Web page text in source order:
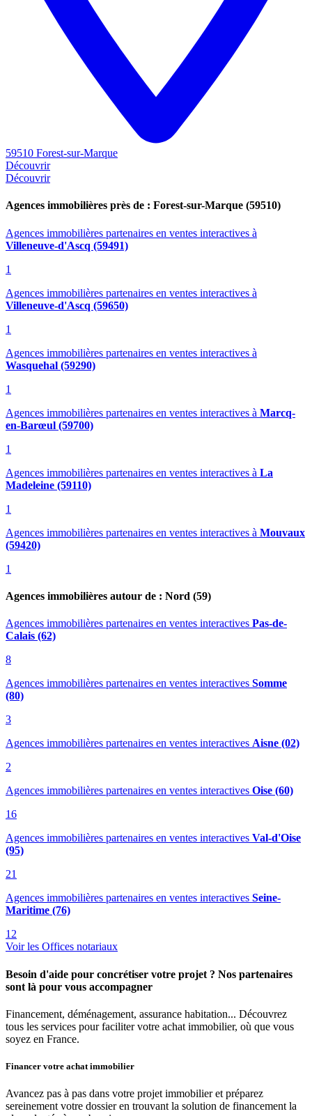
59510 Forest-sur-Marque
Découvrir
Découvrir
Agences immobilières près de : Forest-sur-Marque (59510)
Agences immobilières partenaires en ventes interactives à
Villeneuve-d'Ascq (59491)
1
Agences immobilières partenaires en ventes interactives à
Villeneuve-d'Ascq (59650)
1
Agences immobilières partenaires en ventes interactives à
Wasquehal (59290)
1
Agences immobilières partenaires en ventes interactives à Marcq-
en-Barœul (59700)
1
Agences immobilières partenaires en ventes interactives à La
Madeleine (59110)
1
Agences immobilières partenaires en ventes interactives à Mouvaux
(59420)
1
Agences immobilières autour de : Nord (59)
Agences immobilières partenaires en ventes interactives Pas-de-
Calais (62)
8
Agences immobilières partenaires en ventes interactives Somme
(80)
3
Agences immobilières partenaires en ventes interactives Aisne (02)
2
Agences immobilières partenaires en ventes interactives Oise (60)
16
Agences immobilières partenaires en ventes interactives Val-d'Oise
(95)
21
Agences immobilières partenaires en ventes interactives Seine-
Maritime (76)
12
Voir les Offices notariaux
Besoin d'aide pour concrétiser votre projet ? Nos partenaires
sont là pour vous accompagner
Financement, déménagement, assurance habitation... Découvrez
tous les services pour faciliter votre achat immobilier, où que vous
soyez en France.
Financer votre achat immobilier
Avancez pas à pas dans votre projet immobilier et préparez
sereinement votre dossier en trouvant la solution de financement la